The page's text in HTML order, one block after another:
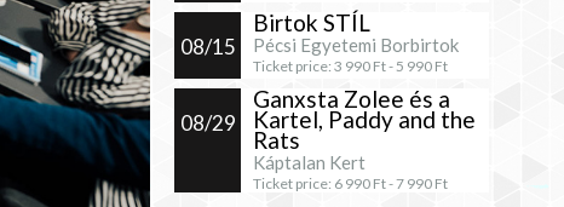
08/15
Birtok STÍL
Pécsi Egyetemi Borbirtok
Ticket price: 3 990 Ft - 5 990 Ft
08/29
Ganxsta Zolee és a
Kartel, Paddy and the
Rats
Káptalan Kert
Ticket price: 6 990 Ft -7 990 Ft